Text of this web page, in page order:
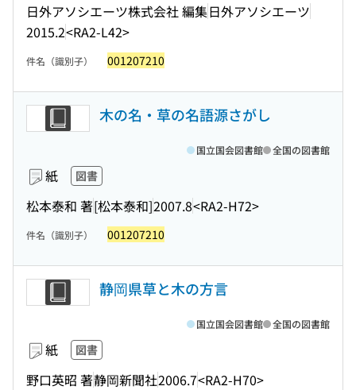
日外アソシエーツ株式会社 編集日外アソシエーツ
2015.2<RA2-L42>
件名（識別子） 001207210
木の名・草の名語源さがし
紙 図書
松本泰和 著[松本泰和]2007.8<RA2-H72>
国立国会図書館 全国の図書館
件名（識別子） 001207210
静岡県草と木の方言
紙 図書
野口英昭 著静岡新聞社2006.7<RA2-H70>
国立国会図書館 全国の図書館